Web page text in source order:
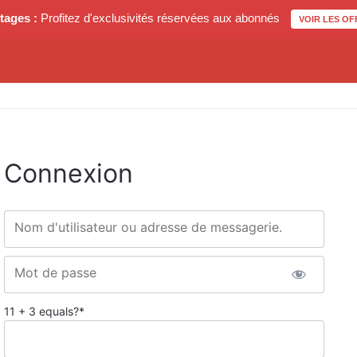
: Profitez d'exclusivités réservées aux abonnés VOIR LES
Connexion
Nom d'utilisateur ou adresse de messagerie.
Mot de passe
11 + 3 equals?*